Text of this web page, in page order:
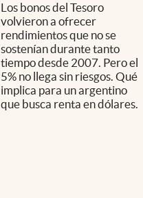
Los bonos del Tesoro
volvieron a ofrecer
rendimientos que no se
sostenían durante tanto
tiempo desde 2007. Pero el
5% no llega sin riesgos. Qué
implica para un argentino
que busca renta en dólares.